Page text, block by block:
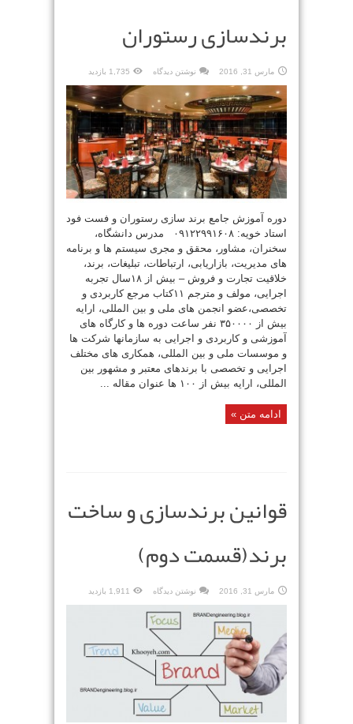
برندسازی رستوران
مارس 31, 2016 نوشتن دیدگاه 1,735 بازدید
دوره آموزش جامع برند سازی رستوران و فست فود
استاد خویه: ۰۹۱۲۲۹۹۱۶۰۸ مدرس دانشگاه،
سخنران، مشاور، محقق و مجری سیستم ها و برنامه
های مدیریت، بازاریابی، ارتباطات، تبلیغات، برند،
خلاقیت تجارت و فروش – بیش از ۱۸سال تجربه
اجرایی، مولف و مترجم ۱۱کتاب مرجع کاربردی و
تخصصی،عضو انجمن های ملی و بین المللی، ارایه
بیش از ۳۵۰۰۰۰ نفر ساعت دوره ها و کارگاه های
آموزشی و کاربردی و اجرایی به سازمانها شرکت ها
و موسسات ملی و بین المللی، همکاری های مختلف
اجرایی و تخصصی با برندهای معتبر و مشهور بین
المللی، ارایه بیش از ۱۰۰ ها عنوان مقاله ...
ادامه متن »
قوانین برندسازی و ساخت
برند(قسمت دوم)
مارس 31, 2016 نوشتن دیدگاه 1,911 بازدید